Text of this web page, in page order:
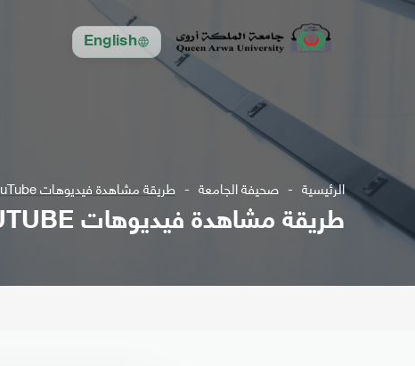
English
الرئيسية صحيفة الجامعة طريقة مشاهدة فيديوهات YouTube بدون إنترنت
طريقة مشاهدة فيديوهات YOUTUBE بدون إنترنت